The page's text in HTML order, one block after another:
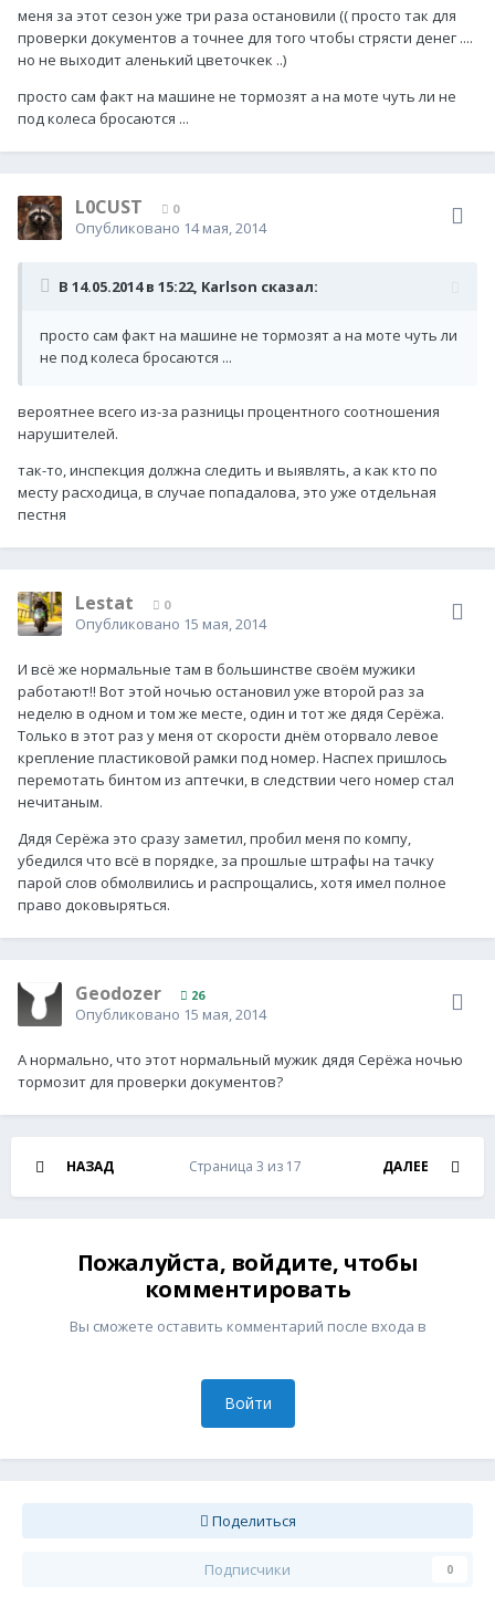
меня за этот сезон уже три раза остановили (( просто так для
проверки документов а точнее для того чтобы стрясти денег ....
но не выходит аленький цветочкек ..)
просто сам факт на машине не тормозят а на моте чуть ли не
под колеса бросаются ...
L0CUST 0
Опубликовано 14 мая, 2014
В 14.05.2014 в 15:22, Karlson сказал:
просто сам факт на машине не тормозят а на моте чуть ли
не под колеса бросаются ...
вероятнее всего из-за разницы процентного соотношения
нарушителей.
так-то, инспекция должна следить и выявлять, а как кто по
месту расходица, в случае попадалова, это уже отдельная
пестня
Lestat 0
Опубликовано 15 мая, 2014
И всё же нормальные там в большинстве своём мужики
работают!! Вот этой ночью остановил уже второй раз за
неделю в одном и том же месте, один и тот же дядя Серёжа.
Только в этот раз у меня от скорости днём оторвало левое
крепление пластиковой рамки под номер. Наспех пришлось
перемотать бинтом из аптечки, в следствии чего номер стал
нечитаным.
Дядя Серёжа это сразу заметил, пробил меня по компу,
убедился что всё в порядке, за прошлые штрафы на тачку
парой слов обмолвились и распрощались, хотя имел полное
право доковыряться.
Geodozer 26
Опубликовано 15 мая, 2014
А нормально, что этот нормальный мужик дядя Серёжа ночью
тормозит для проверки документов?
НАЗАД ДАЛЕЕ
Страница 3 из 17
Пожалуйста, войдите, чтобы
комментировать
Вы сможете оставить комментарий после входа в
Войти
Поделиться
Подписчики 0